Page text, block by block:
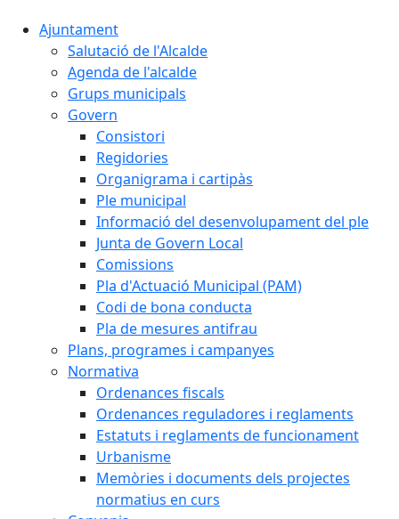
Ajuntament
Salutació de l'Alcalde
Agenda de l'alcalde
Grups municipals
Govern
Consistori
Regidories
Organigrama i cartipàs
Ple municipal
Informació del desenvolupament del ple
Junta de Govern Local
Comissions
Pla d'Actuació Municipal (PAM)
Codi de bona conducta
Pla de mesures antifrau
Plans, programes i campanyes
Normativa
Ordenances fiscals
Ordenances reguladores i reglaments
Estatuts i reglaments de funcionament
Urbanisme
Memòries i documents dels projectes
normatius en curs